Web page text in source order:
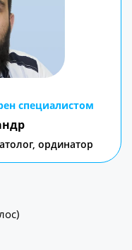
специалистом
ординатор